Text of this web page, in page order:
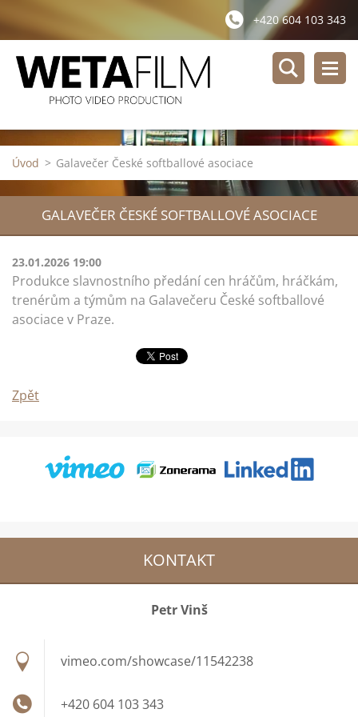
+420 604 103 343
Úvod > Galavečer České softballové asociace
GALAVEČER ČESKÉ SOFTBALLOVÉ ASOCIACE
23.01.2026 19:00
Produkce slavnostního předání cen hráčům, hráčkám,
trenérům a týmům na Galavečeru České softballové
asociace v Praze.
Zpět
KONTAKT
Petr Vinš
vimeo.com/showcase/11542238
+420 604 103 343